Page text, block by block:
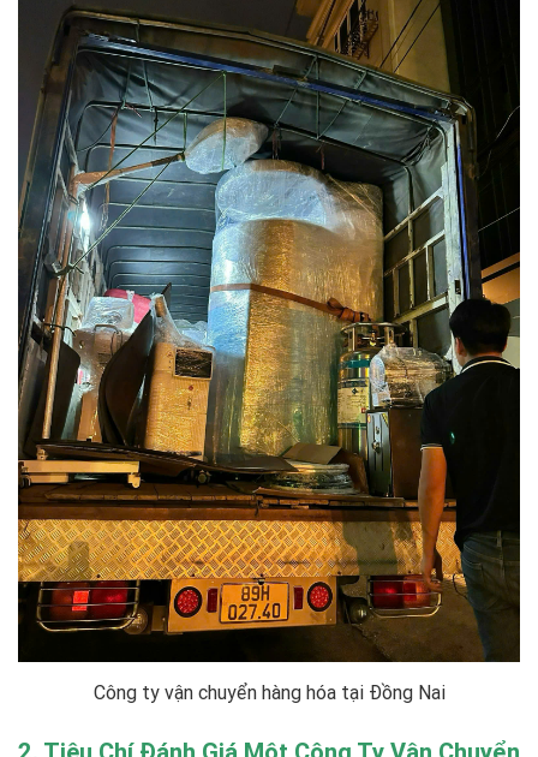
Công ty vận chuyển hàng hóa tại Đồng Nai